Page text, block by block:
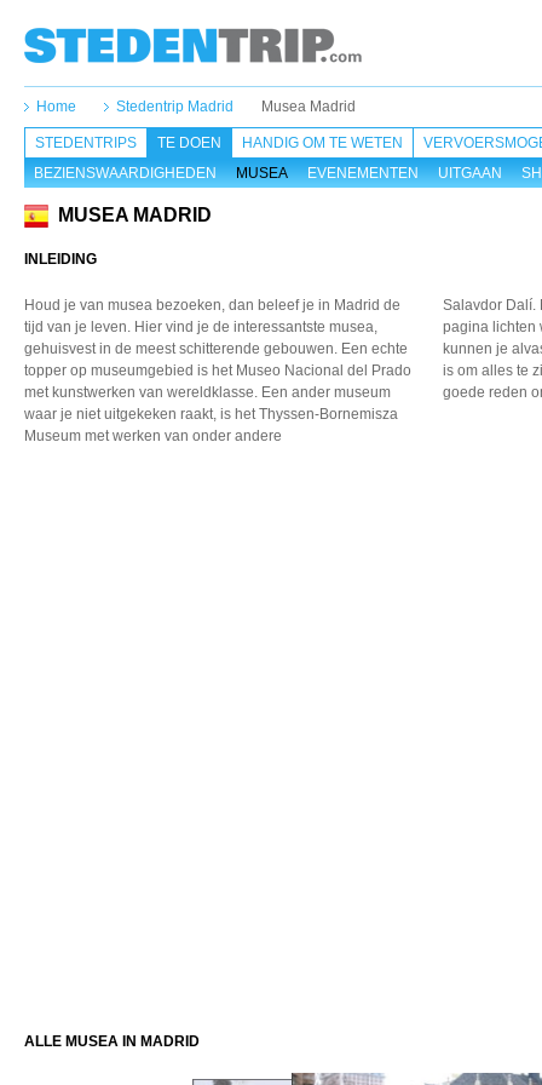
Home Stedentrip Madrid Musea Madrid
STEDENTRIPS
TE DOEN
BEZIENSWAARDIGHEDEN
MUSEA EVENEMENTEN UITGAAN
HANDIG OM TE WETEN
MUSEA MADRID
INLEIDING
Houd je van musea bezoeken, dan beleef je in Madrid de
tijd van je leven. Hier vind je de interessantste musea,
gehuisvest in de meest schitterende gebouwen. Een echte
topper op museumgebied is het Museo Nacional del Prado
met kunstwerken van wereldklasse. Een ander museum
waar je nietuitgekeken raakt, is hetThyssen-Bornemisza
Museum met werken van onder andere
Salavdor Dalí.
pagina lichten
kunnen je
is om alles te
goede reden
ALLE MUSEA IN MADRID